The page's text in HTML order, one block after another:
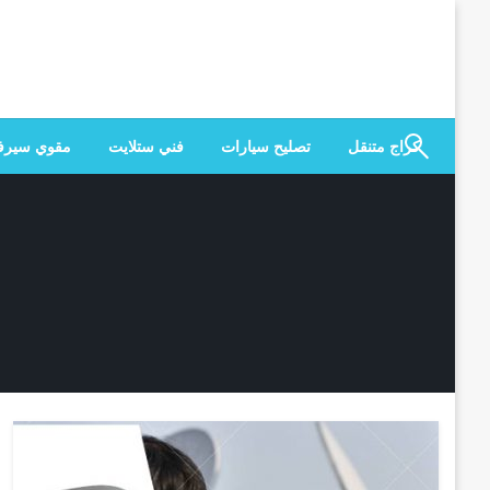
كراج متنقل
تصليح سيارات فني ستلايت مقوي